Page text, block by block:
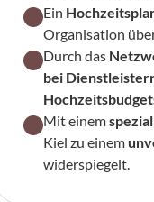
Ein
Organisation
Durch das
bei
Mit einem
Kiel zu einem
widerspiegelt.